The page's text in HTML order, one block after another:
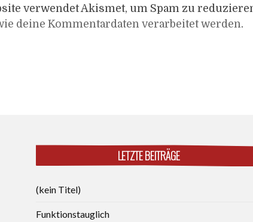
verwendet Akismet, um Spam zu
deine Kommentardaten verarbeitet werden.
LETZTE BEITRÄGE
(kein Titel)
Funktionstauglich